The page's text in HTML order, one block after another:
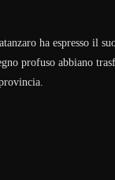
ha espresso il
profuso abbiano